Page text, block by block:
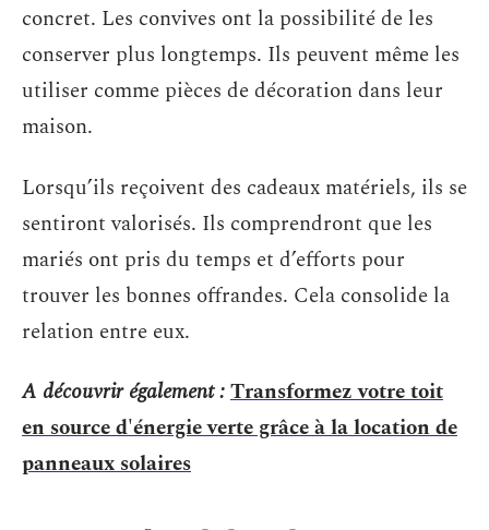
concret. Les convives ont la possibilité de les
conserver plus longtemps. Ils peuvent même les
utiliser comme pièces de décoration dans leur
maison.
Lorsqu’ils reçoivent des cadeaux matériels, ils se
sentiront valorisés. Ils comprendront que les
mariés ont pris du temps et d’efforts pour
trouver les bonnes offrandes. Cela consolide la
relation entre eux.
A découvrir également :Transformez votre toit
en source d'énergie verte grâce à la location de
panneaux solaires